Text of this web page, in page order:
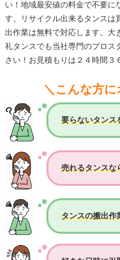
い！地域最安値の料金で不要に
す。リサイクル出来るタンスは
出作業は無料で対応します。大
礼タンスでも当社専門のプロス
さい！お見積もりは２４時間３
＼こんな方
要らないタンス
売れるタンスな
タンスの搬出作